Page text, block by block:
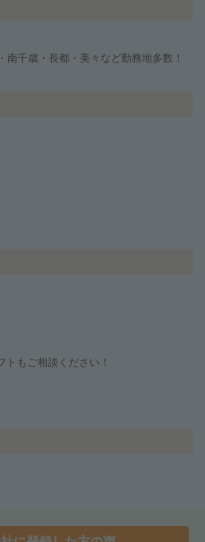
南千歳・長都・美々など勤務地多数！
もご相談ください！